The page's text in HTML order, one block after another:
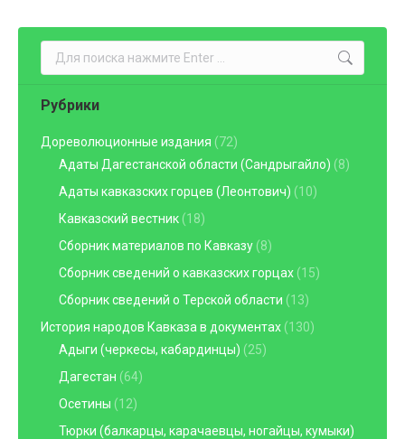
Поиск:
Рубрики
Дореволюционные издания (72)
Адаты Дагестанской области (Сандрыгайло) (8)
Адаты кавказских горцев (Леонтович) (10)
Кавказский вестник (18)
Сборник материалов по Кавказу (8)
Сборник сведений о кавказских горцах (15)
Сборник сведений о Терской области (13)
История народов Кавказа в документах (130)
Адыги (черкесы, кабардинцы) (25)
Дагестан (64)
Осетины (12)
Тюрки (балкарцы, карачаевцы, ногайцы, кумыки)